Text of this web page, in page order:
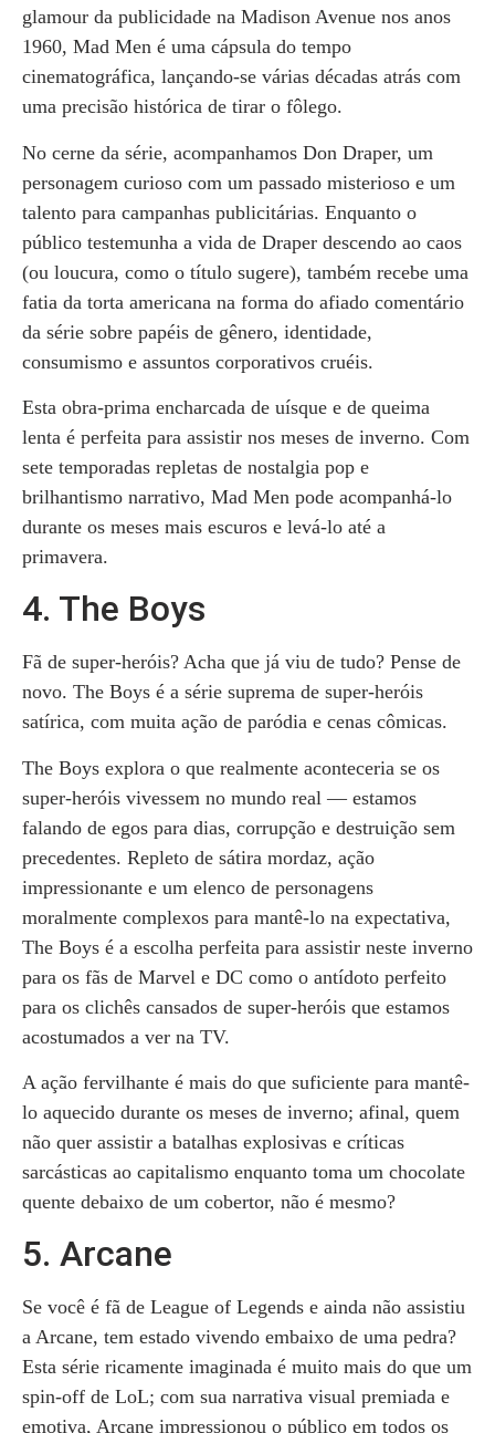
glamour da publicidade na Madison Avenue nos anos
1960, Mad Men é uma cápsula do tempo
cinematográfica, lançando-se várias décadas atrás com
uma precisão histórica de tirar o fôlego.
No cerne da série, acompanhamos Don Draper, um
personagem curioso com um passado misterioso e um
talento para campanhas publicitárias. Enquanto o
público testemunha a vida de Draper descendo ao caos
(ou loucura, como o título sugere), também recebe uma
fatia da torta americana na forma do afiado comentário
da série sobre papéis de gênero, identidade,
consumismo e assuntos corporativos cruéis.
Esta obra-prima encharcada de uísque e de queima
lenta é perfeita para assistir nos meses de inverno. Com
sete temporadas repletas de nostalgia pop e
brilhantismo narrativo, Mad Men pode acompanhá-lo
durante os meses mais escuros e levá-lo até a
primavera.
4. The Boys
Fã de super-heróis? Acha que já viu de tudo? Pense de
novo. The Boys é a série suprema de super-heróis
satírica, com muita ação de paródia e cenas cômicas.
The Boys explora o que realmente aconteceria se os
super-heróis vivessem no mundo real — estamos
falando de egos para dias, corrupção e destruição sem
precedentes. Repleto de sátira mordaz, ação
impressionante e um elenco de personagens
moralmente complexos para mantê-lo na expectativa,
The Boys é a escolha perfeita para assistir neste inverno
para os fãs de Marvel e DC como o antídoto perfeito
para os clichês cansados de super-heróis que estamos
acostumados a ver na TV.
A ação fervilhante é mais do que suficiente para mantê-
lo aquecido durante os meses de inverno; afinal, quem
não quer assistir a batalhas explosivas e críticas
sarcásticas ao capitalismo enquanto toma um chocolate
quente debaixo de um cobertor, não é mesmo?
5. Arcane
Se você é fã de League of Legends e ainda não assistiu
a Arcane, tem estado vivendo embaixo de uma pedra?
Esta série ricamente imaginada é muito mais do que um
spin-off de LoL; com sua narrativa visual premiada e
emotiva, Arcane impressionou o público em todos os